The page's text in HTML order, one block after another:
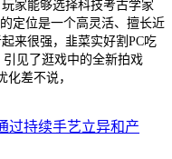
家能够选择科技考古学家
定位是一个高灵活、擅长近
来很强，韭菜实好割PC吃
见了逛戏中的全新拍戏
差不说，
过持续手艺立异和产